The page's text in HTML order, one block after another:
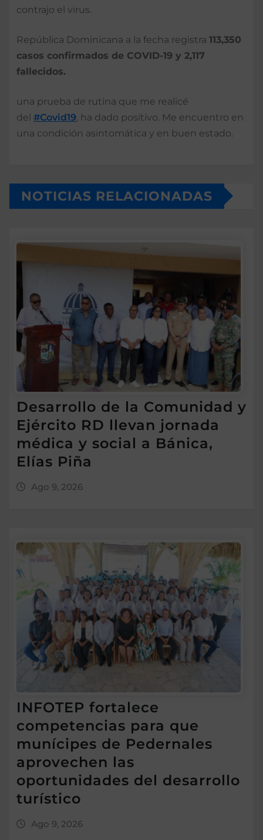
contrajo el virus.
República Dominicana a la fecha registra 113,350
casos confirmados de COVID-19 y 2,117
fallecidos.
una prueba de rutina que me realicé
del #Covid19, ha dado positivo. Me encuentro en
una condición asintomática y en buen estado.
NOTICIAS RELACIONADAS
Desarrollo de la Comunidad y
Ejército RD llevan jornada
médica y social a Bánica,
Elías Piña
Ago 9, 2026
INFOTEP fortalece
competencias para que
munícipes de Pedernales
aprovechen las
oportunidades del desarrollo
turístico
Ago 9, 2026